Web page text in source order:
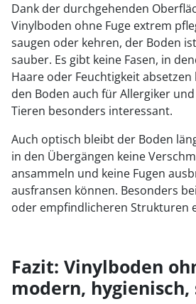
Dank der durchgehenden
Vinylboden ohne Fuge extrem
saugen oder kehren, der Boden
sauber. Es gibt keine Fasen, in
Haare oder Feuchtigkeit
den Boden auch für Allergiker
Tieren besonders interessant.
Auch optisch bleibt der Boden
in den Übergängen keine
ansammeln und keine Fugen
ausfransen können. Besonders
oder empfindlicheren Strukturen
Fazit: Vinylboden
modern,